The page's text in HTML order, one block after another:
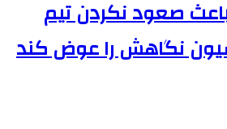
صعود نکردن تیم
نگاهش را عوض کند